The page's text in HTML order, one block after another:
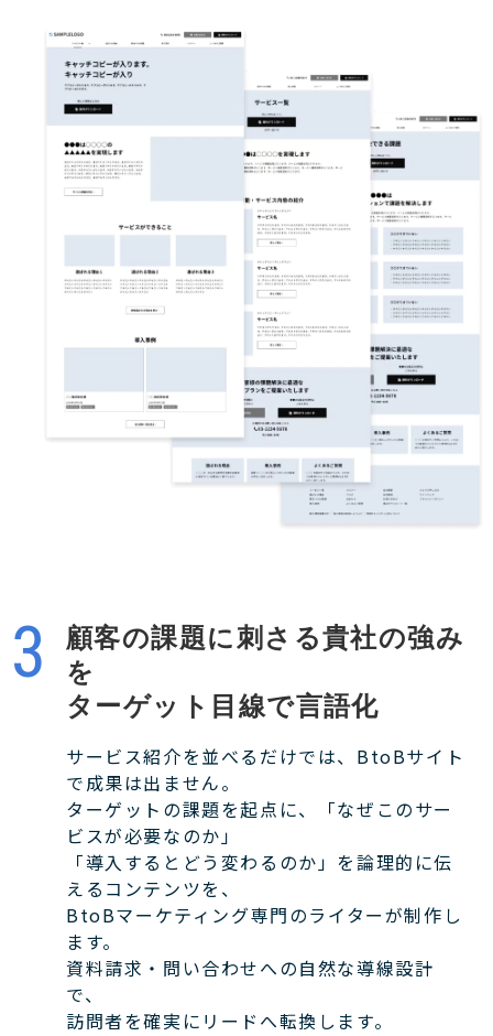
顧客の課題に刺さる貴社の強み
を
ターゲット目線で言語化
サービス紹介を並べるだけでは、BtoBサイト
で成果は出ません。
ターゲットの課題を起点に、「なぜこのサー
ビスが必要なのか」
「導入するとどう変わるのか」を論理的に伝
えるコンテンツを、
BtoBマーケティング専門のライターが制作し
ます。
資料請求・問い合わせへの自然な導線設計
で、
訪問者を確実にリードへ転換します。